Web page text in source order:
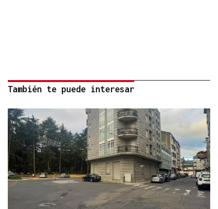
También te puede interesar